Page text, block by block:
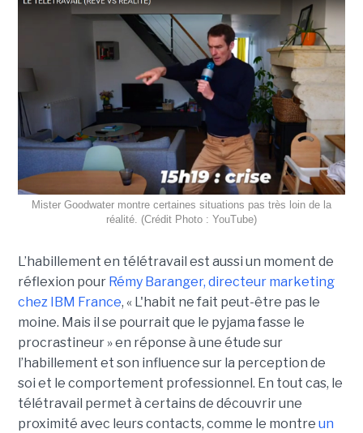
Mister Goodwater montre certaines situations pas très loin de la
réalité. (Crédit Photo : YouTube)
L’habillement en télétravail est aussi un moment de
réflexion pour Rémy Baranger, directeur marketing
chez IBM France, « L'habit ne fait peut-être pas le
moine. Mais il se pourrait que le pyjama fasse le
procrastineur » en réponse à une étude sur
l’habillement et son influence sur la perception de
soi et le comportement professionnel. En tout cas, le
télétravail permet à certains de découvrir une
proximité avec leurs contacts, comme le montre un